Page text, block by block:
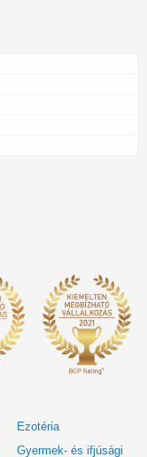
Ezotéria
Gyermek- és ifjúsági